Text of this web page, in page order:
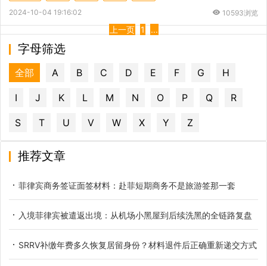
2024-10-04 19:16:02 10593浏览
上一页 1 ...
字母筛选
全部 A B C D E F G H
I J K L M N O P Q R
S T U V W X Y Z
推荐文章
菲律宾商务签证面签材料：赴菲短期商务不是旅游签那一套
入境菲律宾被遣返出境：从机场小黑屋到后续洗黑的全链路复盘
SRRV补缴年费多久恢复居留身份？材料退件后正确重新递交方式